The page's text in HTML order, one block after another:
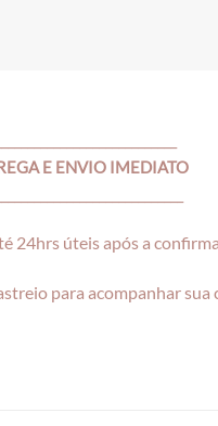
E ENVIO IMEDIATO
24hrs úteis após a
para acompanhar